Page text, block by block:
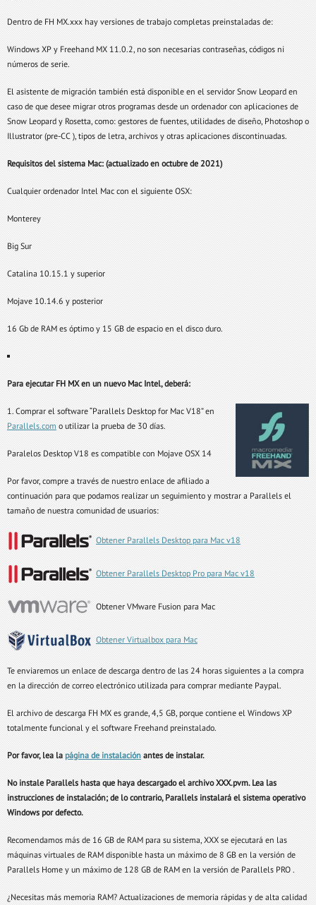
Dentro de FH MX.xxx hay versiones de trabajo completas preinstaladas de:
Windows XP y Freehand MX 11.0.2, no son necesarias contraseñas, códigos ni
números de serie.
El asistente de migración también está disponible en el servidor Snow Leopard en
caso de que desee migrar otros programas desde un ordenador con aplicaciones de
Snow Leopard y Rosetta, como: gestores de fuentes, utilidades de diseño, Photoshop o
Illustrator (pre-CC ), tipos de letra, archivos y otras aplicaciones discontinuadas.
Requisitos del sistema Mac: (actualizado en octubre de 2021)
Cualquier ordenador Intel Mac con el siguiente OSX:
Monterey
Big Sur
Catalina 10.15.1 y superior
Mojave 10.14.6 y posterior
16 Gb de RAM es óptimo y 15 GB de espacio en el disco duro.
Para ejecutar FH MX en un nuevo Mac Intel, deberá:
1. Comprar el software “Parallels Desktop for Mac V18” en
Parallels.com o utilizar la prueba de 30 días.
Paralelos Desktop V18 es compatible con Mojave OSX 14
Por favor, compre a través de nuestro enlace de afiliado a
continuación para que podamos realizar un seguimiento y mostrar a Parallels el
tamaño de nuestra comunidad de usuarios:
Obtener Parallels Desktop para Mac v18
Obtener Parallels Desktop Pro para Mac v18
Obtener VMware Fusion para Mac
Obtener Virtualbox para Mac
Te enviaremos un enlace de descarga dentro de las 24 horas siguientes a la compra
en la dirección de correo electrónico utilizada para comprar mediante Paypal.
El archivo de descarga FH MX es grande, 4,5 GB, porque contiene el Windows XP
totalmente funcional y el software Freehand preinstalado.
Por favor, lea la página de instalación antes de instalar.
No instale Parallels hasta que haya descargado el archivo XXX.pvm. Lea las
instrucciones de instalación; de lo contrario, Parallels instalará el sistema operativo
Windows por defecto.
Recomendamos más de 16 GB de RAM para su sistema, XXX se ejecutará en las
máquinas virtuales de RAM disponible hasta un máximo de 8 GB en la versión de
Parallels Home y un máximo de 128 GB de RAM en la versión de Parallels PRO .
¿Necesitas más memoria RAM? Actualizaciones de memoria rápidas y de alta calidad